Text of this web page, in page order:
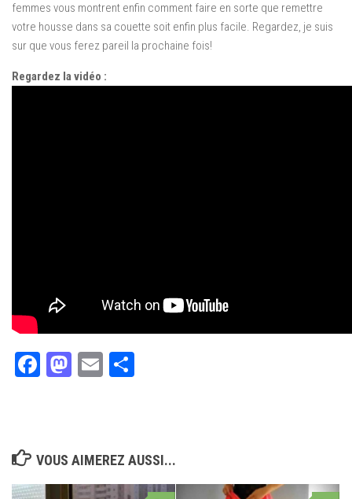
femmes vous montrent enfin comment faire en sorte que remettre
votre housse dans sa couette soit enfin plus facile. Regardez, je suis
sur que vous ferez pareil la prochaine fois!
Regardez la vidéo :
Facebook
Mastodon
Email
VOUS AIMEREZ AUSSI...